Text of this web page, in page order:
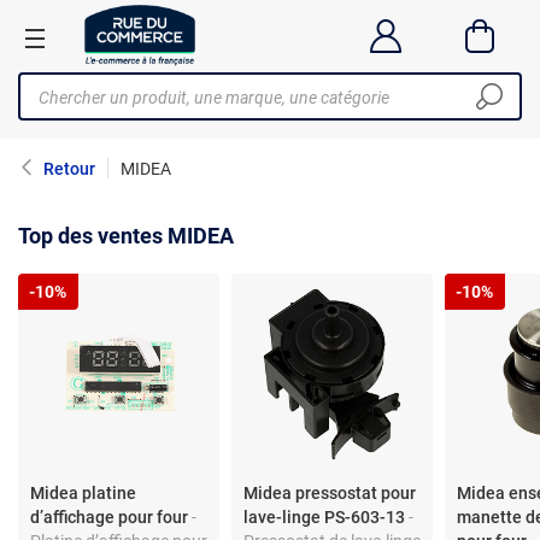
Retour MIDEA
Top des ventes MIDEA
Midea platine
d’affichage pour four-
-10%
Midea pressostat pour
lave-linge PS-603-13 -
Midea
manette
-10%